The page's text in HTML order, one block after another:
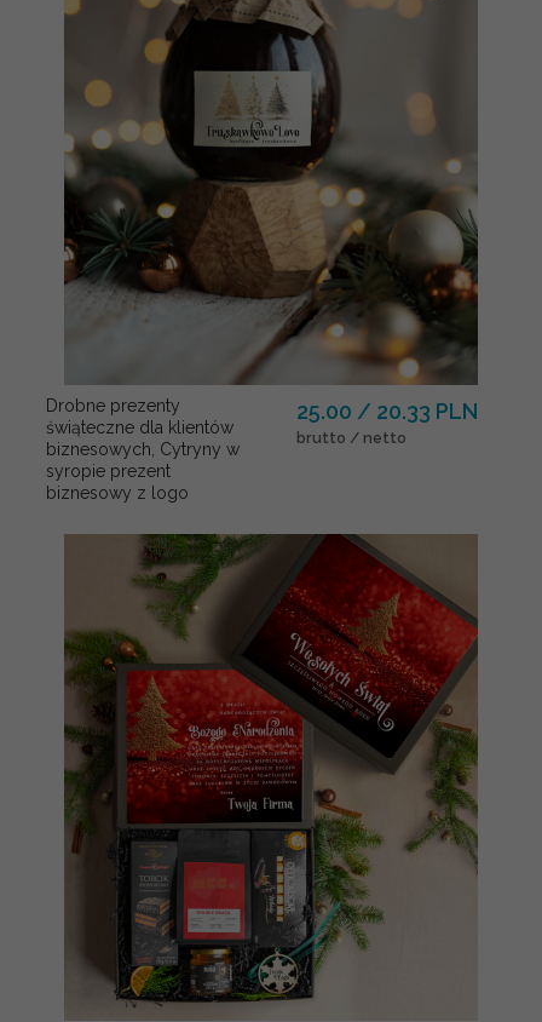
Drobne prezenty
świąteczne dla klientów
biznesowych, Cytryny w
syropie prezent
biznesowy z logo
25.00 / 20.33 PLN
brutto / netto